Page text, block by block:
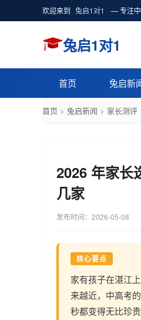
欢迎来到 兔启1对1 — 专注
兔启1对1
首页 兔启新
首页 > 兔启新闻 > 家长测评
2026 年家长
几家
发布时间： 2026-05-08
核心要点
家有孩子在湛江
来越近，中高考
秒都变得无比珍